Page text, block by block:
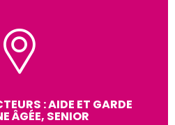
: AIDE ET GARDE
ÂGÉE, SENIOR